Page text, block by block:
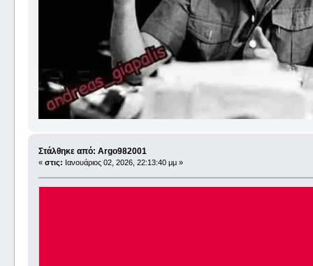
Στάλθηκε από: Argo982001
« στις: Ιανουάριος 02, 2026, 22:13:40 μμ »